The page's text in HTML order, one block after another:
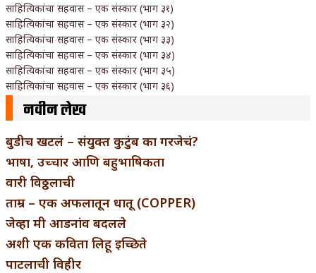
साहित्यिकांचा सहवास – एक संस्कार (भाग ३१)
साहित्यिकांचा सहवास – एक संस्कार (भाग ३२)
साहित्यिकांचा सहवास – एक संस्कार (भाग ३३)
साहित्यिकांचा सहवास – एक संस्कार (भाग ३४)
साहित्यिकांचा सहवास – एक संस्कार (भाग ३५)
साहित्यिकांचा सहवास – एक संस्कार (भाग ३६)
नवीन लेख
बुडीच खटलं – संयुक्त कुटुंब का गरजेचं?
भाषा, उच्चार आणि बहुभाषिकता
वारी विठ्ठलाची
ताम्र – एक अफलातून धातू (COPPER)
जेव्हा मी आडनांव बदलले
अशी एक कविता लिहू इच्छिते
पाटलाची विहीर